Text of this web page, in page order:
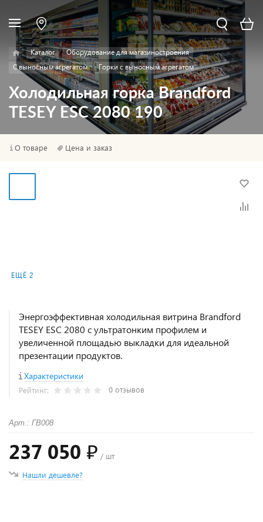
Каталог
Оборудование для магазиностроения
С выносным агрегатом
Горки с выносным агрегатом
Холодильная горка Brandford
TESEY ESC 2080 190
О товаре Цена и заказ
ЕЩЁ 2
Энергоэффективная холодильная витрина Brandford
TESEY ESC 2080 с ультратонким профилем и
увеличенной площадью выкладки для идеальной
презентации продуктов.
Характеристики
Рейтинг: 0 отзывов
Арт.: ГВ008
237 050 ₽ / шт
Нашли дешевле?